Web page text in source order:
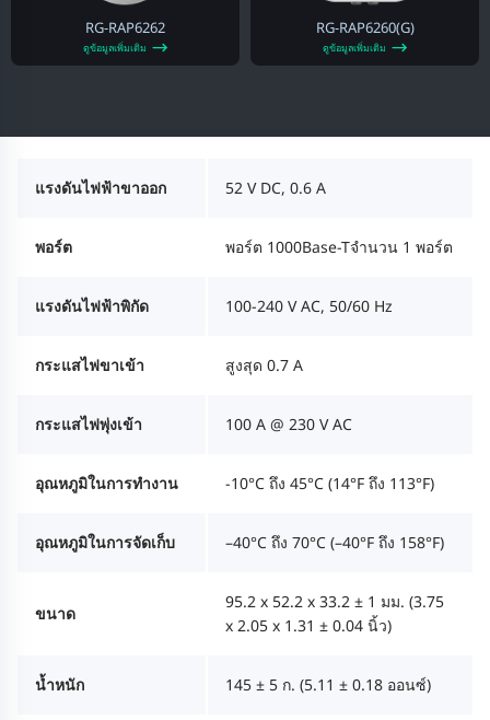
RG-RAP6262
ดูข้อมูลเพิ่มเติม
RG-RAP6260(G)
ดูข้อมูลเพิ่มเติม
แรงดันไฟฟ้าขาออก 52 V DC, 0.6 A
พอร์ต พอร์ต 1000Base-Tจำนวน 1 พอร์ต
แรงดันไฟฟ้าพิกัด 100-240 V AC, 50/60 Hz
กระแสไฟขาเข้า สูงสุด 0.7 A
กระแสไฟพุ่งเข้า 100 A @ 230 V AC
อุณหภูมิในการทำงาน -10°C ถึง 45°C (14°F ถึง 113°F)
อุณหภูมิในการจัดเก็บ –40°C ถึง 70°C (–40°F ถึง 158°F)
ขนาด
95.2 x 52.2 x 33.2 ± 1 มม. (3.75
x 2.05 x 1.31 ± 0.04 นิ้ว)
น้ำหนัก 145 ± 5 ก. (5.11 ± 0.18 ออนซ์)